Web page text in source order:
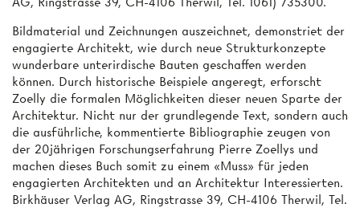
Bildmaterial und Zeichnungen auszeichnet, demonstriet der
engagierte Architekt, wie durch neue Strukturkonzepte
wunderbare unterirdische Bauten geschaffen werden
können. Durch historische Beispiele angeregt, erforscht
Zoelly die formalen Möglichkeiten dieser neuen Sparte der
Architektur. Nicht nur der grundlegende Text, sondern auch
die ausführliche, kommentierte Bibliographie zeugen von
der 20jährigen Forschungserfahrung Pierre Zoellys und
machen dieses Buch somit zu einem «Muss» für jeden
engagierten Architekten und an Architektur Interessierten.
Birkhäuser Verlag AG, Ringstrasse 39, CH-4106 Therwil, Tel.